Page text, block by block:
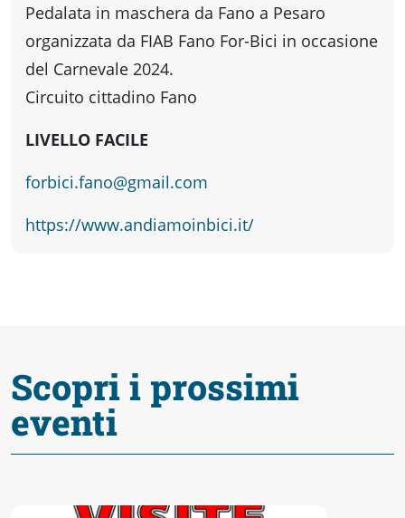
Cose
da
fare
Percorsi
storici
Informazioni
Guide
Pedalata in maschera da Fano a Pesaro
organizzata da FIAB Fano For-Bici in occasione
del Carnevale 2024.
Circuito cittadino Fano
LIVELLO FACILE
forbici.fano@gmail.com
https://www.andiamoinbici.it/
Scopri i prossimi
eventi